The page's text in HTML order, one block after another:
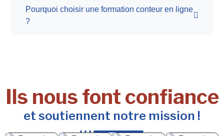
Pourquoi choisir une formation conteur en ligne
?
Ils nous font confiance
et soutiennent notre mission !